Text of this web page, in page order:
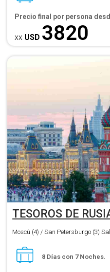
Precio final por persona
xx USD 3820
TESOROS DE
Moscú (4) / San Petersburgo (3)
8 Días con 7 Noches.